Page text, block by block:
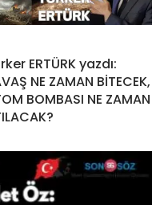
ERTÜRK yazdı:
NE ZAMAN BİTECEK,
BOMBASI NE ZAMAN